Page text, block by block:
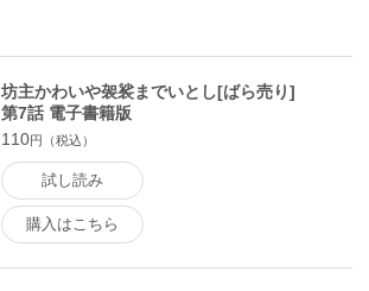
坊主かわいや袈裟までいとし[ばら売り]
第7話 電子書籍版
110円（税込）
試し読み
購入はこちら